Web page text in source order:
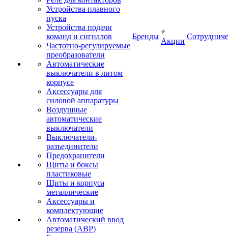
Устройства плавного
пуска
Устройства подачи
команд и сигналов
Частотно-регулируемые
преобразователи
Автоматические
выключатели в литом
корпусе
Аксессуары для
силовой аппаратуры
Воздушные
автоматические
выключатели
Выключатели-
разъединители
Предохранители
Щиты и боксы
пластиковые
Щиты и корпуса
металлические
Аксессуары и
комплектующие
Автоматический ввод
резерва (АВР)
Бренды
Акции